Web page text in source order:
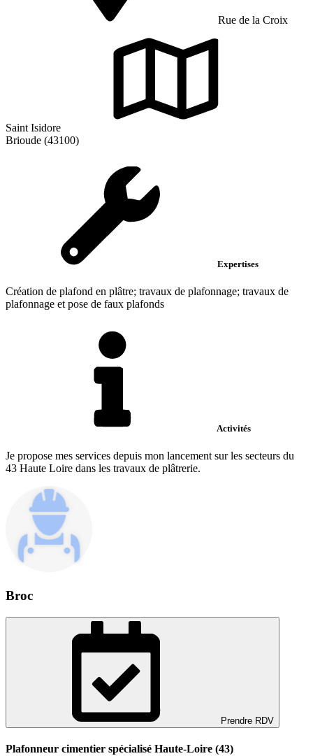
Rue de la Croix
Saint Isidore
Brioude (43100)
Expertises
Création de plafond en plâtre; travaux de plafonnage; travaux de
plafonnage et pose de faux plafonds
Activités
Je propose mes services depuis mon lancement sur les secteurs du
43 Haute Loire dans les travaux de plâtrerie.
Broc
Prendre RDV
Plafonneur cimentier spécialisé Haute-Loire (43)